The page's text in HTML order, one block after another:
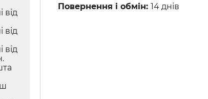
від
від
від
Повернення і обмін:14 днів